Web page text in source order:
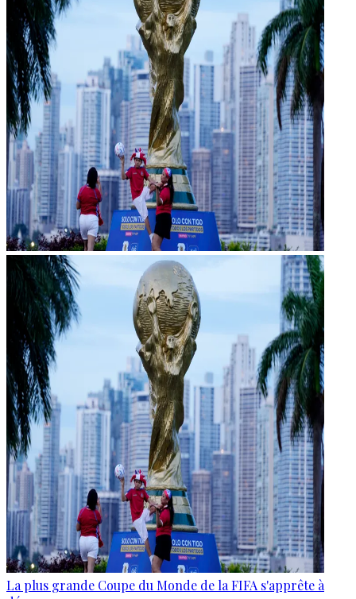
La plus grande Coupe du Monde de la FIFA s'apprête à